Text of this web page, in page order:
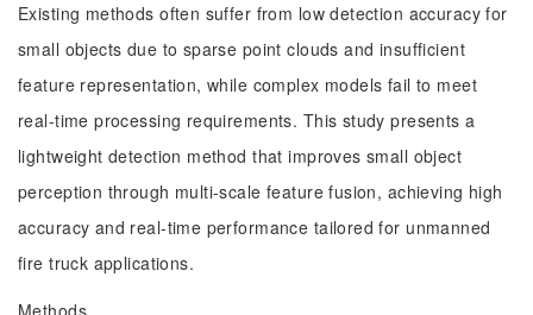
Existing methods often suffer from low detection accuracy for
small objects due to sparse point clouds and insufficient
feature representation, while complex models fail to meet
real-time processing requirements. This study presents a
lightweight detection method that improves small object
perception through multi-scale feature fusion, achieving high
accuracy and real-time performance tailored for unmanned
fire truck applications.
Methods